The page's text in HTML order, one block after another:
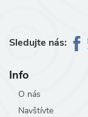
Sledujte nás:
Info
O nás
Navštívte